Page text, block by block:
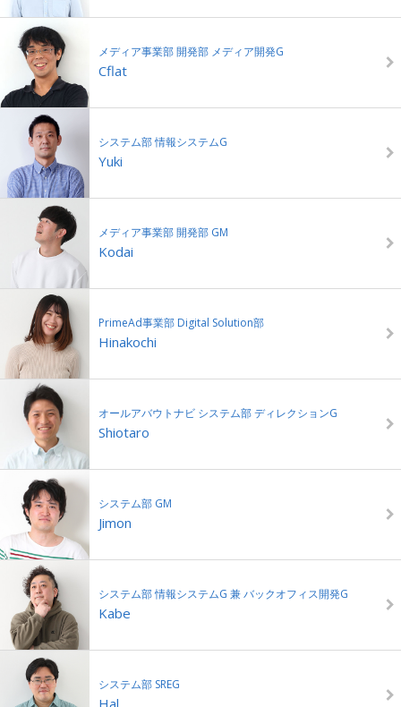
メディア事業部 開発部 メディア開発G
Cflat
システム部 情報システムG
Yuki
メディア事業部 開発部 GM
Kodai
PrimeAd事業部 Digital Solution部
Hinakochi
オールアバウトナビ システム部 ディレクションG
Shiotaro
システム部 GM
Jimon
システム部 情報システムG 兼 バックオフィス開発G
Kabe
システム部 SREG
Hal